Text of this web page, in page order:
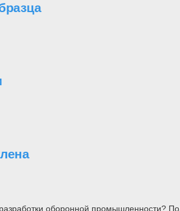
оборонной промышленности?